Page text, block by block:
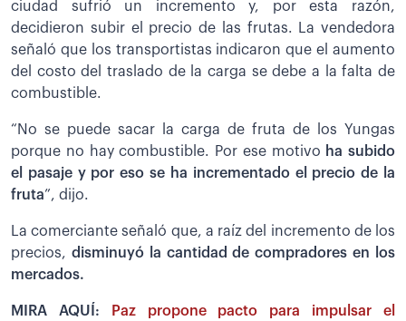
ciudad sufrió un incremento y, por esta razón,
decidieron subir el precio de las frutas. La vendedora
señaló que los transportistas indicaron que el aumento
del costo del traslado de la carga se debe a la falta de
combustible.
“No se puede sacar la carga de fruta de los Yungas
porque no hay combustible. Por ese motivo ha subido
el pasaje y por eso se ha incrementado el precio de la
fruta”, dijo.
La comerciante señaló que, a raíz del incremento de los
precios, disminuyó la cantidad de compradores en los
mercados.
MIRA AQUÍ:
Paz propone pacto para impulsar el